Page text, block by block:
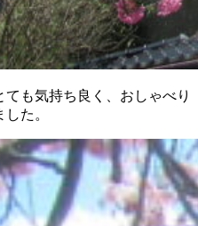
も気持ち良く、おしゃべり
た。